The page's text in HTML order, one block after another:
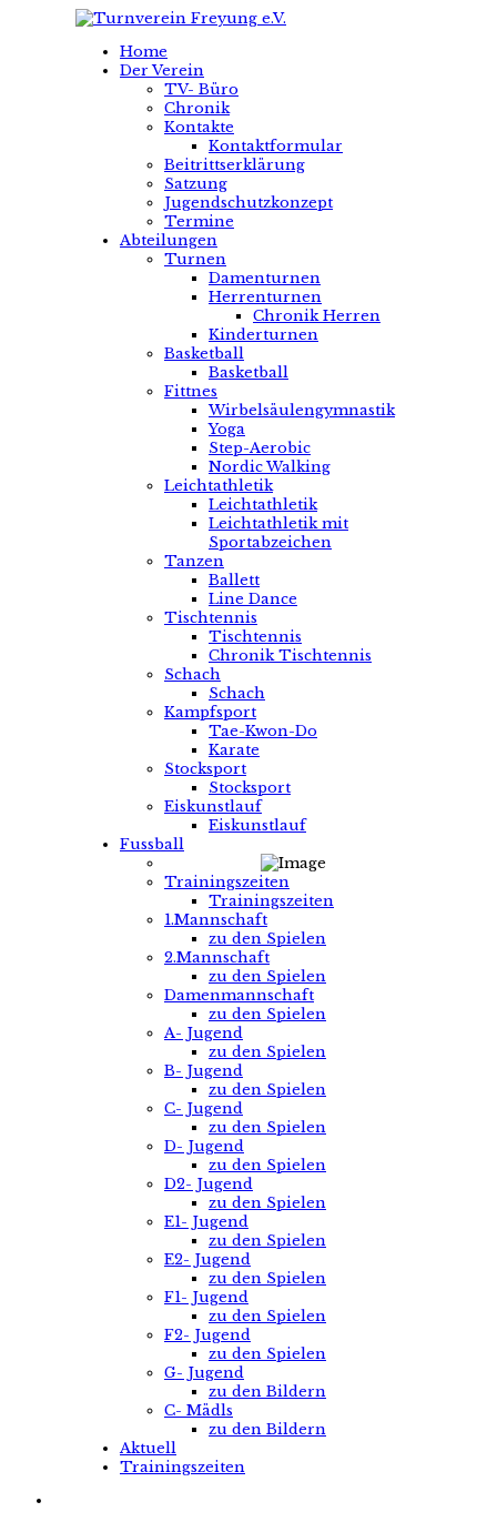
Home
Der Verein
TV- Büro
Chronik
Kontakte
Kontaktformular
Beitrittserklärung
Satzung
Jugendschutzkonzept
Termine
Abteilungen
Turnen
Damenturnen
Herrenturnen
Chronik Herren
Kinderturnen
Basketball
Basketball
Fittnes
Wirbelsäulengymnastik
Yoga
Step-Aerobic
Nordic Walking
Leichtathletik
Leichtathletik
Leichtathletik mit
Sportabzeichen
Tanzen
Ballett
Line Dance
Tischtennis
Tischtennis
Chronik Tischtennis
Schach
Schach
Kampfsport
Tae-Kwon-Do
Karate
Stocksport
Stocksport
Eiskunstlauf
Eiskunstlauf
Fussball
Trainingszeiten
Trainingszeiten
1.Mannschaft
zu den Spielen
2.Mannschaft
zu den Spielen
Damenmannschaft
zu den Spielen
A- Jugend
zu den Spielen
B- Jugend
zu den Spielen
C- Jugend
zu den Spielen
D- Jugend
zu den Spielen
D2- Jugend
zu den Spielen
E1- Jugend
zu den Spielen
E2- Jugend
zu den Spielen
F1- Jugend
zu den Spielen
F2- Jugend
zu den Spielen
G- Jugend
zu den Bildern
C- Mädls
zu den Bildern
Aktuell
Trainingszeiten